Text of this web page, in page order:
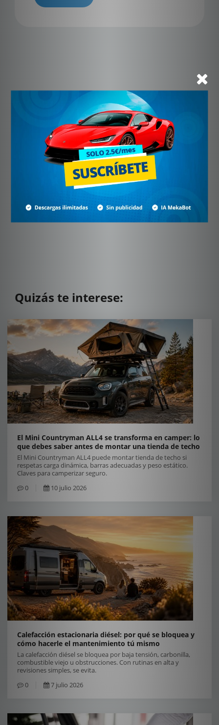
Quizás te interese:
El Mini Countryman ALL4 se transforma en camper: lo
que debes saber antes de montar una tienda de techo
El Mini Countryman ALL4 puede montar tienda de techo si
respetas carga dinámica, barras adecuadas y peso estático.
Claves para camperizar seguro.
0
10 julio 2026
Calefacción estacionaria diésel: por qué se bloquea y
cómo hacerle el mantenimiento tú mismo
La calefacción diésel se bloquea por baja tensión, carbonilla,
combustible viejo u obstrucciones. Con rutinas en alta y
revisiones simples, se evita.
0
7 julio 2026